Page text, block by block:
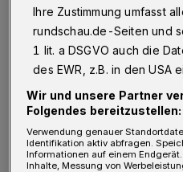
Foto: Junior Uni/Uwe Schinkel
„Wir freuen uns sehr
Ziegler. Ohne ihn und
gäbe es die Junior Uni
Ihre Zustimmung umfasst
rundschau.de-Seiten und
1 lit. a DSGVO auch die
des EWR, z.B. in den USA
Wir und unsere Partner
Folgendes bereitzustellen:
Verwendung genauer
Identifikation aktiv abfragen.
Informationen auf einem
Inhalte, Messung von